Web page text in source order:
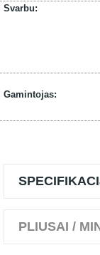
Svarbu:
Gamintojas:
PLIUSAI /